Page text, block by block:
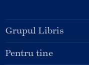
Grupul Libris
Pentru tine